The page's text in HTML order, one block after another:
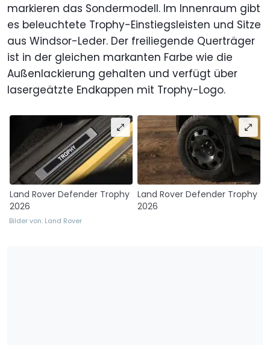
markieren das Sondermodell. Im Innenraum gibt
es beleuchtete Trophy-Einstiegsleisten und Sitze
aus Windsor-Leder. Der freiliegende Querträger
ist in der gleichen markanten Farbe wie die
Außenlackierung gehalten und verfügt über
lasergeätzte Endkappen mit Trophy-Logo.
Land Rover Defender Trophy
2026
Land Rover Defender Trophy
2026
Bilder von: Land Rover